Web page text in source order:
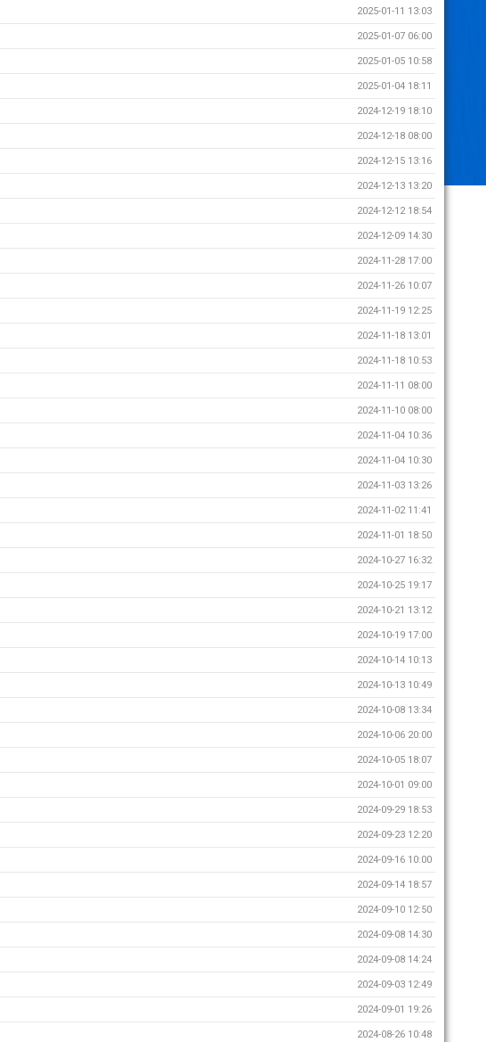
2025-01-11 13:03
2025-01-07 06:00
2025-01-05 10:58
2025-01-04 18:11
2024-12-19 18:10
2024-12-18 08:00
2024-12-15 13:16
2024-12-13 13:20
2024-12-12 18:54
2024-12-09 14:30
2024-11-28 17:00
2024-11-26 10:07
2024-11-19 12:25
2024-11-18 13:01
2024-11-18 10:53
2024-11-11 08:00
2024-11-10 08:00
2024-11-04 10:36
2024-11-04 10:30
2024-11-03 13:26
2024-11-02 11:41
2024-11-01 18:50
2024-10-27 16:32
2024-10-25 19:17
2024-10-21 13:12
2024-10-19 17:00
2024-10-14 10:13
2024-10-13 10:49
2024-10-08 13:34
2024-10-06 20:00
2024-10-05 18:07
2024-10-01 09:00
2024-09-29 18:53
2024-09-23 12:20
2024-09-16 10:00
2024-09-14 18:57
2024-09-10 12:50
2024-09-08 14:30
2024-09-08 14:24
2024-09-03 12:49
2024-09-01 19:26
2024-08-26 10:48